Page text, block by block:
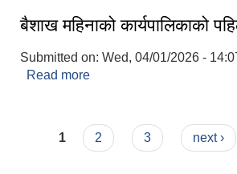
बैशाख महिनाको कार्यपालिकाको
Submitted on: Wed, 04/01/2026 -
Read more
Pages
1 2 3 next ›